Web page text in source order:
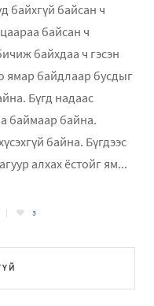
байхгүй байсан ч
байсан ч
байхдаа ч гэсэн
ямар байдлаар бусдыг
Бүгд надаас
баймаар байна.
байна. Бүгдээс
алхах ёстойг ям...
3